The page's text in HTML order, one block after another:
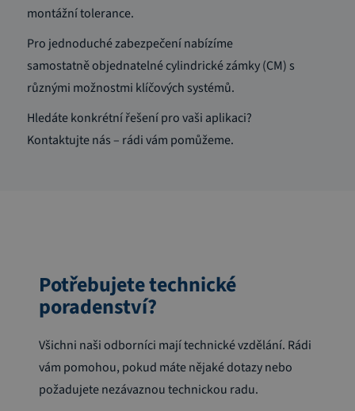
montážní tolerance.
Pro jednoduché zabezpečení nabízíme
samostatně objednatelné cylindrické zámky (CM) s
různými možnostmi klíčových systémů.
Hledáte konkrétní řešení pro vaši aplikaci?
Kontaktujte nás – rádi vám pomůžeme.
Potřebujete technické
poradenství?
Všichni naši odborníci mají technické vzdělání. Rádi
vám pomohou, pokud máte nějaké dotazy nebo
požadujete nezávaznou technickou radu.